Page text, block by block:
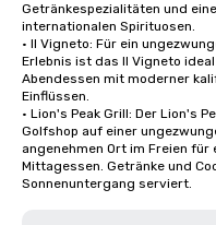
Getränkespezialitäten und
internationalen Spirituosen.
• Il Vigneto: Für ein
Erlebnis ist das Il Vigneto
Abendessen mit moderner
Einflüssen.
• Lion's Peak Grill: Der Lion's
Golfshop auf einer
angenehmen Ort im Freien
Mittagessen. Getränke und
Sonnenuntergang serviert.